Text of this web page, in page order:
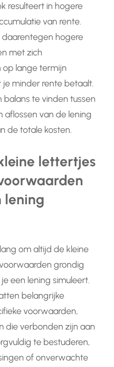
resulteert in hogere
van rente.
daarentegen hogere
met zich
op lange termijn
minder rente betaalt.
balans te vinden tussen
van de lening
de totale kosten.
lettertjes
lening
om altijd de kleine
grondig
een lening simuleert.
belangrijke
voorwaarden,
die verbonden zijn aan
te bestuderen,
of onverwachte